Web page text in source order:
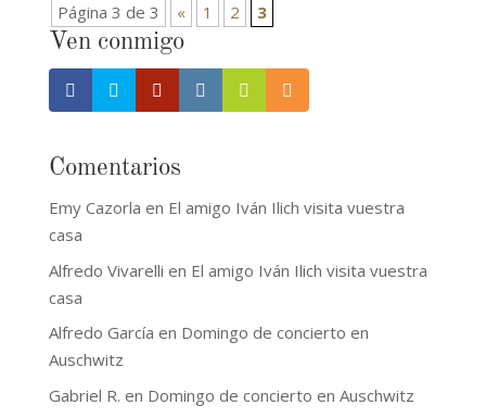
Página 3 de 3 « 1 2 3
Ven conmigo
Comentarios
Emy Cazorla en El amigo Iván Ilich visita vuestra
casa
Alfredo Vivarelli en El amigo Iván Ilich visita vuestra
casa
Alfredo García en Domingo de concierto en
Auschwitz
Gabriel R. en Domingo de concierto en Auschwitz